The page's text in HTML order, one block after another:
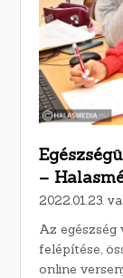
–
2022.01.23.
Az egészség
felépítése,
online